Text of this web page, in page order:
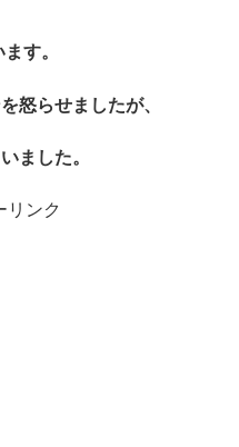
す。
怒らせましたが、
ました。
リンク